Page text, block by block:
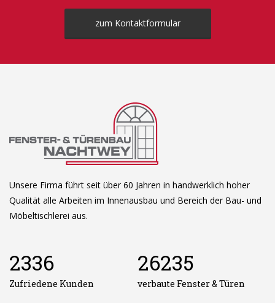
zum Kontaktformular
Unsere Firma führt seit über 60 Jahren in handwerklich hoher
Qualität alle Arbeiten im Innenausbau und Bereich der Bau- und
Möbeltischlerei aus.
2336
Zufriedene Kunden
26235
verbaute Fenster & Türen